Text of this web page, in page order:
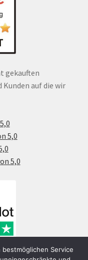
gekauften
auf die wir
5,0
5,0
Service